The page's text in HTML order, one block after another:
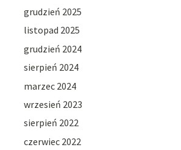
grudzień 2025
listopad 2025
grudzień 2024
sierpień 2024
marzec 2024
wrzesień 2023
sierpień 2022
czerwiec 2022